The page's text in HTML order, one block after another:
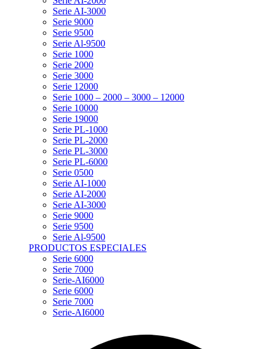
Serie AI-3000
Serie 9000
Serie 9500
Serie Al-9500
Serie 1000
Serie 2000
Serie 3000
Serie 12000
Serie 1000 – 2000 – 3000 – 12000
Serie 10000
Serie 19000
Serie PL-1000
Serie PL-2000
Serie PL-3000
Serie PL-6000
Serie 0500
Serie AI-1000
Serie AI-2000
Serie AI-3000
Serie 9000
Serie 9500
Serie Al-9500
PRODUCTOS ESPECIALES
Serie 6000
Serie 7000
Serie-AI6000
Serie 6000
Serie 7000
Serie-AI6000